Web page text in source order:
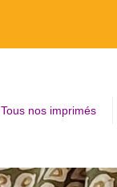
Tous nos imprimés